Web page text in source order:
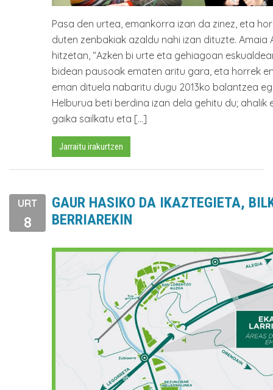
Pasa den urtea, emankorra izan da zinez, eta
duten zenbakiak azaldu nahi izan dituzte. Amaia
hitzetan, “Azken bi urte eta gehiagoan
bidean pausoak ematen aritu gara, eta horrek
eman dituela nabaritu dugu 2013ko balantzea
Helburua beti berdina izan dela gehitu du; ahalik
gaika sailkatu eta […]
Jarraitu irakurtzen
URT
8
GAUR HASIKO DA IKAZTEGIETA,
BERRIAREKIN